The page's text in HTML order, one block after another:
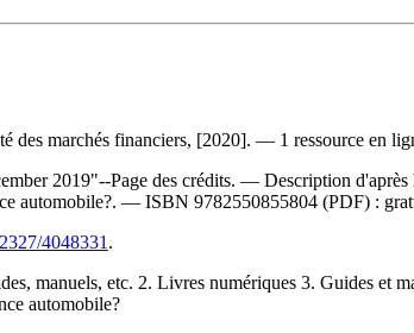
des marchés financiers, [2020]. — 1 ressource en
2019"--Page des crédits. — Description
automobile?. — ISBN 9782550855804 (PDF) :
4048331 .
manuels, etc. 2. Livres numériques 3. Guides et
automobile?